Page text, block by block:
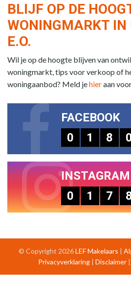
BLIJF OP DE
WONINGMARKT IN
E.O.
Wil je op de hoogte blijven van
woningmarkt, tips voor verkoop of
woningaanbod? Meld jehieraan
FACEBOOK
0
1 8
INSTAGRAM
0
1 7
© Copyright 2026LEF Makelaars |
Privacyverklaring| Disclaimer|